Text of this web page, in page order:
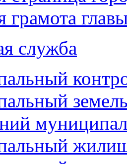
грамота
служба